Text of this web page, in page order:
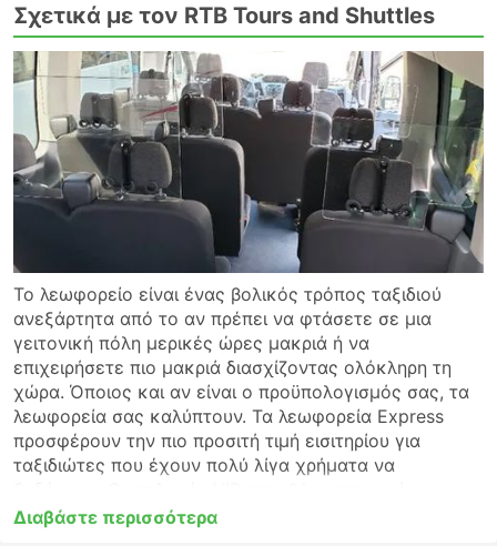
Σχετικά με τον RTB Tours and Shuttles
Το λεωφορείο είναι ένας βολικός τρόπος ταξιδιού
ανεξάρτητα από το αν πρέπει να φτάσετε σε μια
γειτονική πόλη μερικές ώρες μακριά ή να
επιχειρήσετε πιο μακριά διασχίζοντας ολόκληρη τη
χώρα. Όποιος και αν είναι ο προϋπολογισμός σας, τα
λεωφορεία σας καλύπτουν. Τα λεωφορεία Express
προσφέρουν την πιο προσιτή τιμή εισιτηρίου για
ταξιδιώτες που έχουν πολύ λίγα χρήματα να
δεν θέλουν να συμβιβαστούν στην άνεση. Πριν
Διαβάστε περισσότερα